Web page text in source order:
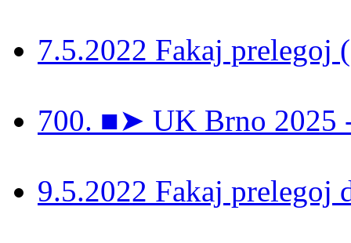
7.5.2022 Fakaj prelegoj
700. ■➤ UK Brno 2025
9.5.2022 Fakaj prelegoj